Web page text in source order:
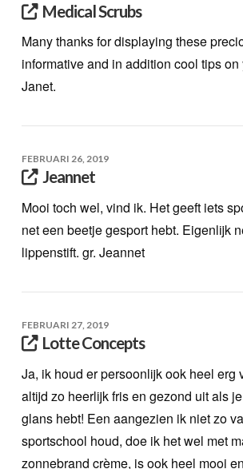
Medical Scrubs
Many thanks for displaying these
informative and in addition cool tips on
Janet.
FEBRUARI 26, 2019
Jeannet
Mooi toch wel, vind ik. Het geeft iets
net een beetje gesport hebt. Eigenlijk
lippenstift. gr. Jeannet
FEBRUARI 27, 2019
Lotte Concepts
Ja, ik houd er persoonlijk ook heel erg
altijd zo heerlijk fris en gezond uit als
glans hebt! Een aangezien ik niet zo
sportschool houd, doe ik het wel met
zonnebrand crème, is ook heel mooi